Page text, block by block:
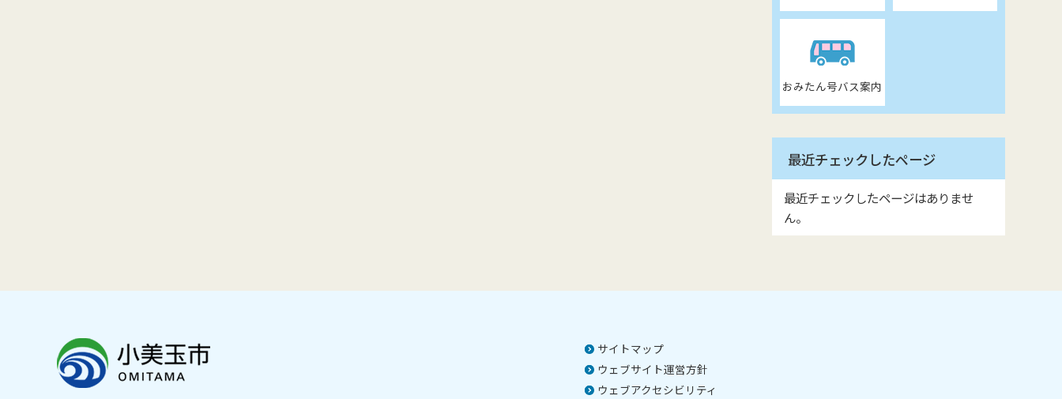
おみたん号バス案内
最近チェックしたページ
最近チェックしたページはありませ
ん。
サイトマップ
ウェブサイト運営方針
ウェブアクセシビリティ